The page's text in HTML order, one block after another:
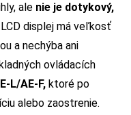
ale nie je dotykový,
displej má veľkosť
a nechýba ani
ovládacích
L/AE-F, ktoré po
alebo zaostrenie.